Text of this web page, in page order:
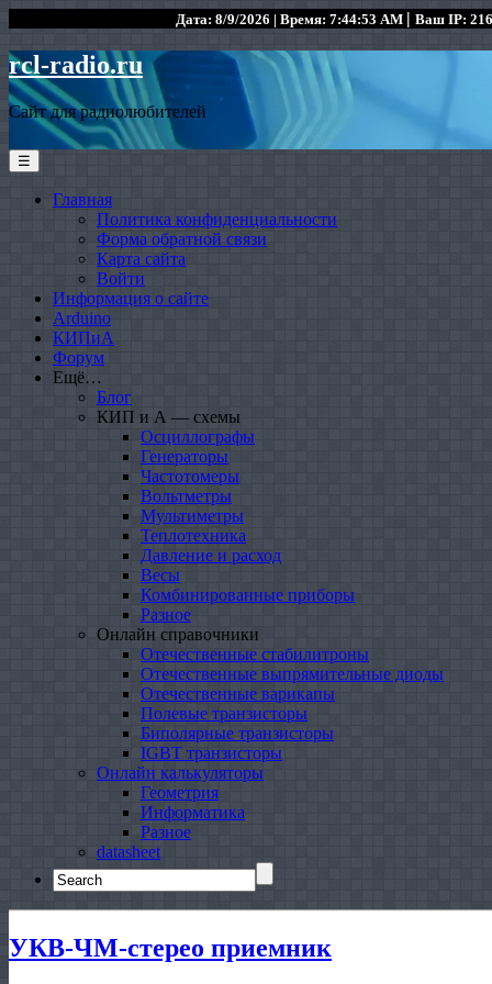
Дата: 8/9/2026 | Время: 7:44:53 AM | Ваш IP:
rcl-radio.ru
Сайт для радиолюбителей
☰
Главная
Политика конфиденциальности
Форма обратной связи
Карта сайта
Войти
Информация о сайте
Arduino
КИПиА
Форум
Ещё…
Блог
КИП и А — схемы
Осциллографы
Генераторы
Частотомеры
Вольтметры
Мультиметры
Теплотехника
Давление и расход
Весы
Комбинированные приборы
Разное
Онлайн справочники
Отечественные стабилитроны
Отечественные выпрямительные диоды
Отечественные варикапы
Полевые транзисторы
Биполярные транзисторы
IGBT транзисторы
Онлайн калькуляторы
Геометрия
Информатика
Разное
datasheet
Search
for:
УКВ-ЧМ-стерео приемник